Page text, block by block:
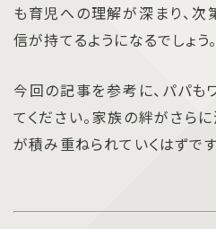
も育児への理解が深まり、次
信が持てるようになるでしょう。
今回の記事を参考に、パパも
てください。家族の絆がさら
が積み重ねられていくはずです